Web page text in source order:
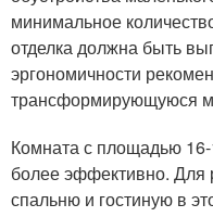
минимальное
отделка должна быть
эргономичности
трансформирующуюся
Комната с площадью
более эффективно. Для
спальню и гостиную в